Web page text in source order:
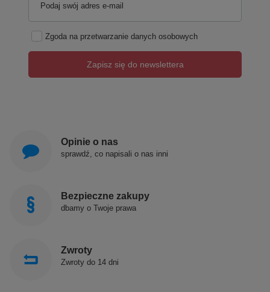
Podaj swój adres e-mail
Zgoda na przetwarzanie danych osobowych
Zapisz się do newslettera
Opinie o nas
sprawdź, co napisali o nas inni
Bezpieczne zakupy
dbamy o Twoje prawa
Zwroty
Zwroty do 14 dni